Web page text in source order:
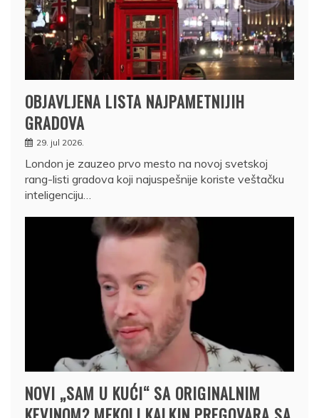
OBJAVLJENA LISTA NAJPAMETNIJIH
GRADOVA
29. jul 2026.
London je zauzeo prvo mesto na novoj svetskoj
rang-listi gradova koji najuspešnije koriste veštačku
inteligenciju…
NOVI „SAM U KUĆI“ SA ORIGINALNIM